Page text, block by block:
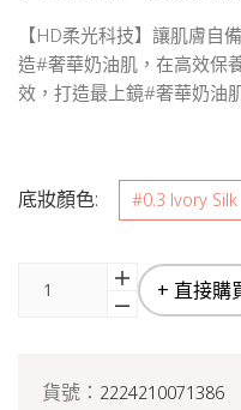
【HD柔光科技】讓肌膚自
造#奢華奶油肌，在高效保
效，打造最上鏡#奢華奶油
底妝顏色: #0.3 Ivory Silk
+ 直接購
貨號： 2224210071386